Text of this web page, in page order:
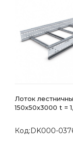
Лоток
150х50x3000 t =
Код:DK000-